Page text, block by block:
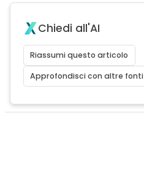
Chiedi all'AI
Riassumi questo articolo
Approfondisci con altre fonti